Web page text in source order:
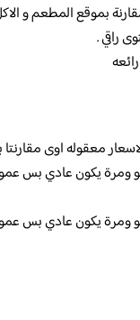
بموقع المطعم و
راقي .
معقوله اوى مقارنتا
ومرة يكون عادي بس
ومرة يكون عادي بس